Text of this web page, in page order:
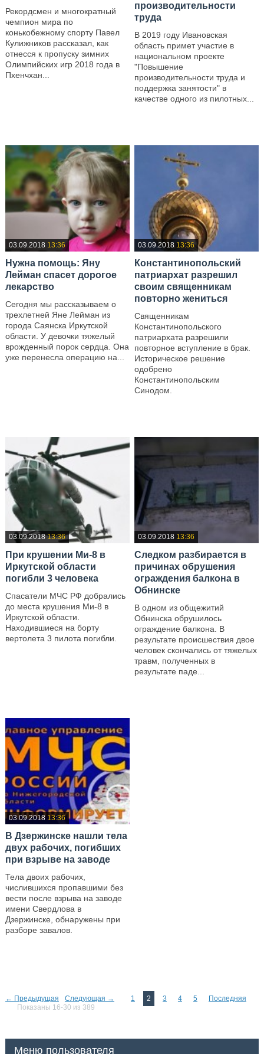
Рекордсмен и многократный
чемпион мира по
конькобежному спорту Павел
Кулижников рассказал, как
отнесся к пропуску зимних
Олимпийских игр 2018 года в
Пхенчхан...
производительности
труда
В 2019 году Ивановская
область примет участие в
национальном проекте
"Повышение
производительности труда и
поддержка занятости" в
качестве одного из пилотных...
03.09.2018 13:36
Нужна помощь: Яну
Лейман спасет дорогое
лекарство
Сегодня мы рассказываем о
трехлетней Яне Лейман из
города Саянска Иркутской
области. У девочки тяжелый
врожденный порок сердца. Она
уже перенесла операцию на...
03.09.2018 13:36
Константинопольский
патриархат разрешил
своим священникам
повторно жениться
Священникам
Константинопольского
патриархата разрешили
повторное вступление в брак.
Историческое решение
одобрено
Константинопольским
Синодом.
03.09.2018 13:36
При крушении Ми-8 в
Иркутской области
погибли 3 человека
Спасатели МЧС РФ добрались
до места крушения Ми-8 в
Иркутской области.
Находившиеся на борту
вертолета 3 пилота погибли.
03.09.2018 13:36
Следком разбирается в
причинах обрушения
ограждения балкона в
Обнинске
В одном из общежитий
Обнинска обрушилось
ограждение балкона. В
результате происшествия двое
человек скончались от тяжелых
травм, полученных в
результате паде...
03.09.2018 13:36
В Дзержинске нашли тела
двух рабочих, погибших
при взрыве на заводе
Тела двоих рабочих,
числившихся пропавшими без
вести после взрыва на заводе
имени Свердлова в
Дзержинске, обнаружены при
разборе завалов.
← Предыдущая Следующая → 1 2 3 4 5
Последняя
Показаны 16-30 из 389
Меню пользователя